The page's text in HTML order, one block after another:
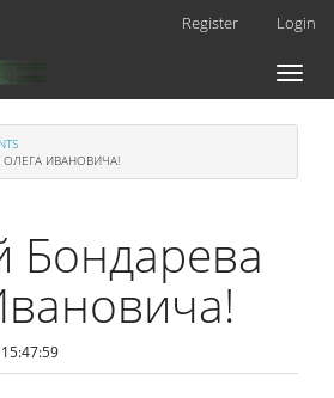
Register Login
Toggle
ИВАНОВИЧА!